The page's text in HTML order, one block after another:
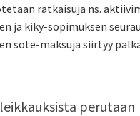
ratkaisuja ns.
ja kiky-sopimuksen
sote-maksuja siirtyy
perutaan